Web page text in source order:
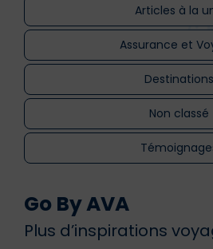
Articles à la
Assurance et
Destinations
Non classé
Go By AVA
Plus d’inspirations